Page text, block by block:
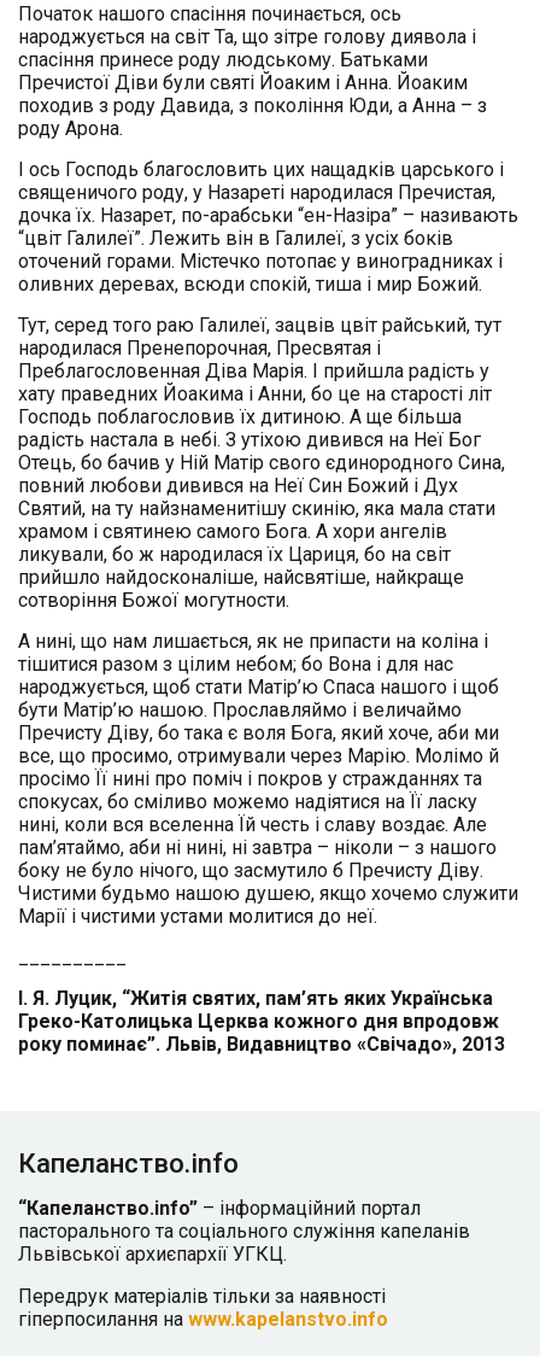
Початок нашого спасіння починається, ось
народжується на світ Та, що зітре голову диявола і
спасіння принесе роду людському. Батьками
Пречистої Діви були святі Йоаким і Анна. Йоаким
походив з роду Давида, з покоління Юди, а Анна – з
роду Арона.
І ось Господь благословить цих нащадків царського і
священичого роду, у Назареті народилася Пречистая,
дочка їх. Назарет, по-арабськи “ен-Назіра” – називають
“цвіт Галилеї”. Лежить він в Галилеї, з усіх боків
оточений горами. Містечко потопає у виноградниках і
оливних деревах, всюди спокій, тиша і мир Божий.
Тут, серед того раю Галилеї, зацвів цвіт райський, тут
народилася Пренепорочная, Пресвятая і
Преблагословенная Діва Марія. І прийшла радість у
хату праведних Йоакима і Анни, бо це на старості літ
Господь поблагословив їх дитиною. А ще більша
радість настала в небі. З утіхою дивився на Неї Бог
Отець, бо бачив у Ній Матір свого єдинородного Сина,
повний любови дивився на Неї Син Божий і Дух
Святий, на ту найзнаменитішу скинію, яка мала стати
храмом і святинею самого Бога. А хори ангелів
ликували, бо ж народилася їх Цариця, бо на світ
прийшло найдосконаліше, найсвятіше, найкраще
сотворіння Божої могутности.
А нині, що нам лишається, як не припасти на коліна і
тішитися разом з цілим небом; бо Вона і для нас
народжується, щоб стати Матір’ю Спаса нашого і щоб
бути Матір’ю нашою. Прославляймо і величаймо
Пречисту Діву, бо така є воля Бога, який хоче, аби ми
все, що просимо, отримували через Марію. Молімо й
просімо Її нині про поміч і покров у стражданнях та
спокусах, бо сміливо можемо надіятися на Її ласку
нині, коли вся вселенна Їй честь і славу воздає. Але
пам’ятаймо, аби ні нині, ні завтра – ніколи – з нашого
боку не було нічого, що засмутило б Пречисту Діву.
Чистими будьмо нашою душею, якщо хочемо служити
Марії і чистими устами молитися до неї.
І. Я. Луцик, “Житія святих, пам’ять яких Українська
Греко-Католицька Церква кожного дня впродовж
року поминає”. Львів, Видавництво «Свічадо», 2013
Капеланство.info
“Капеланство.info” – інформаційний портал
пасторального та соціального служіння капеланів
Львівської архиєпархії УГКЦ.
Передрук матеріалів тільки за наявності
гіперпосилання на www.kapelanstvo.info